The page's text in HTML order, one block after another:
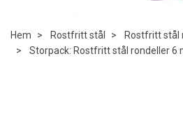
Hem Rostfritt stål
Rostfritt stål
Storpack: Rostfritt stål rondeller 6